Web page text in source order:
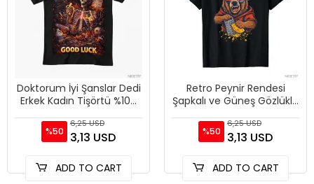
Doktorum İyi Şanslar Dedi
Erkek Kadın Tişörtü %100
Kollu Üstler 0102-3
%50
6,25 USD
3,13 USD
ADD TO CART
Retro Peynir Rendesi
Şapkalı ve Güneş Gözlüklü
Kadın %100 Pamuk Tişö
%50
6,25 USD
3,13 USD
ADD TO CART